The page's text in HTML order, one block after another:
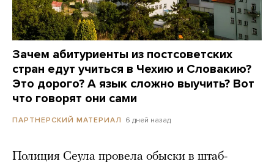
Зачем абитуриенты из постсоветских
стран едут учиться в Чехию и Словакию?
Это дорого? А язык сложно выучить? Вот
что говорят они сами
ПАРТНЕРСКИЙ МАТЕРИАЛ 6 дней назад
Полиция Сеула провела обыски в штаб-